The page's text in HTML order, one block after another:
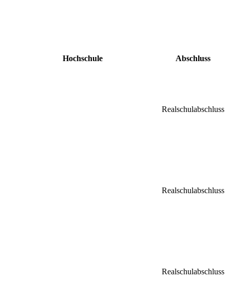
Hochschule Abschluss
Realschulabschluss
Realschulabschluss
Realschulabschluss